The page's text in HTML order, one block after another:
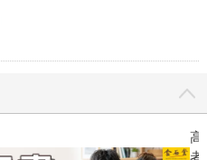
高
者